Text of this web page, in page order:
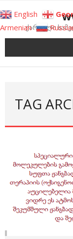
to
contentქართული
TAG
English
Armenian